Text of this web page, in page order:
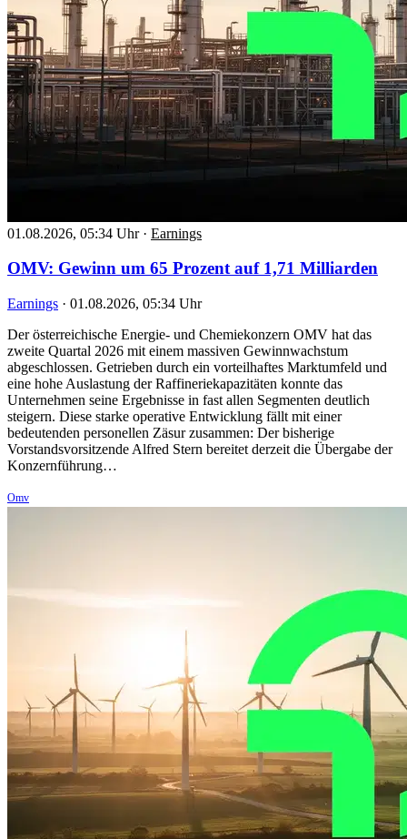
01.08.2026, 05:34 Uhr · Earnings
OMV: Gewinn um 65 Prozent auf 1,71 Milliarden
Earnings · 01.08.2026, 05:34 Uhr
Der österreichische Energie- und Chemiekonzern OMV hat das
zweite Quartal 2026 mit einem massiven Gewinnwachstum
abgeschlossen. Getrieben durch ein vorteilhaftes Marktumfeld und
eine hohe Auslastung der Raffineriekapazitäten konnte das
Unternehmen seine Ergebnisse in fast allen Segmenten deutlich
steigern. Diese starke operative Entwicklung fällt mit einer
bedeutenden personellen Zäsur zusammen: Der bisherige
Vorstandsvorsitzende Alfred Stern bereitet derzeit die Übergabe der
Konzernführung…
Omv